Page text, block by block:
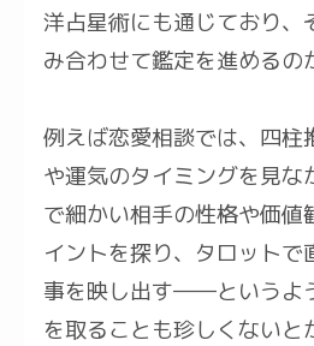
洋占星術にも通じており、
み合わせて鑑定を進めるの
例えば恋愛相談では、四柱
や運気のタイミングを見な
で細かい相手の性格や価値
イントを探り、タロットで
事を映し出す――というよ
を取ることも珍しくないと